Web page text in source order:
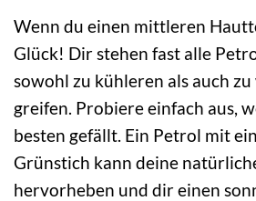
Wenn du einen mittleren
Glück! Dir stehen fast alle
sowohl zu kühleren als auch
greifen. Probiere einfach aus,
besten gefällt. Ein Petrol mit
Grünstich kann deine
hervorheben und dir einen